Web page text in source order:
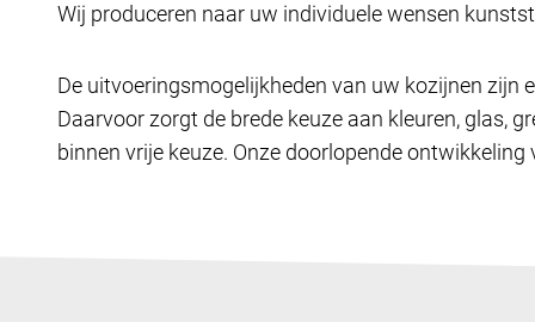
Wij produceren naar uw individuele wensen
De uitvoeringsmogelijkheden van uw kozijnen zijn
Daarvoor zorgt de brede keuze aan kleuren, glas,
binnen vrije keuze. Onze doorlopende